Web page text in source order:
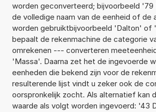
worden geconverteerd; bijvoorbeeld '79
de volledige naam van de eenheid of de
worden gebruiktbijvoorbeeld 'Dalton' of
bepaalt de rekenmachine de categorie
omrekenen --- converteren
'Massa'. Daarna zet het de ingevoerde
eenheden die bekend zijn voor de
resulterende lijst vindt u zeker ook de
oorspronkelijk zocht. Als alternatief kan
waarde als volgt worden ingevoerd: '43